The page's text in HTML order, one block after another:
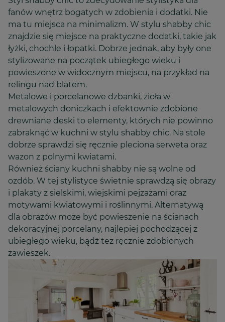
fanów wnętrz bogatych w zdobienia i dodatki. Nie
ma tu miejsca na minimalizm. W stylu shabby chic
znajdzie się miejsce na praktyczne dodatki, takie jak
łyżki, chochle i łopatki. Dobrze jednak, aby były one
stylizowane na początek ubiegłego wieku i
powieszone w widocznym miejscu, na przykład na
relingu nad blatem.
Metalowe i porcelanowe dzbanki, zioła w
metalowych doniczkach i efektownie zdobione
drewniane deski to elementy, których nie powinno
zabraknąć w kuchni w stylu shabby chic. Na stole
dobrze sprawdzi się ręcznie pleciona serweta oraz
wazon z polnymi kwiatami.
Również ściany kuchni shabby nie są wolne od
ozdób. W tej stylistyce świetnie sprawdzą się obrazy
i plakaty z sielskimi, wiejskimi pejzażami oraz
motywami kwiatowymi i roślinnymi. Alternatywą
dla obrazów może być powieszenie na ścianach
dekoracyjnej porcelany, najlepiej pochodzącej z
ubiegłego wieku, bądź też ręcznie zdobionych
zawieszek.